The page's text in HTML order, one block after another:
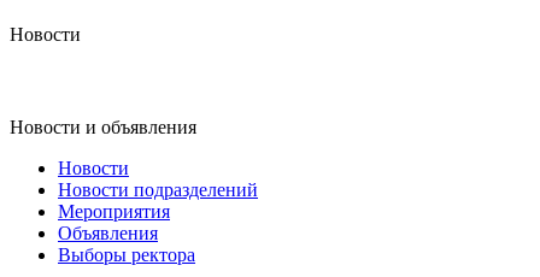
Новости
Новости и объявления
Новости
Новости подразделений
Мероприятия
Объявления
Выборы ректора